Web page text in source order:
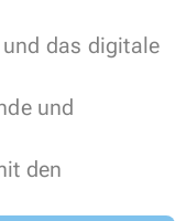
das digitale
und
den